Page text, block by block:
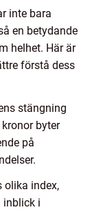
inte bara
en betydande
helhet. Här är
förstå dess
stängning
byter
på
olika index,
inblick i